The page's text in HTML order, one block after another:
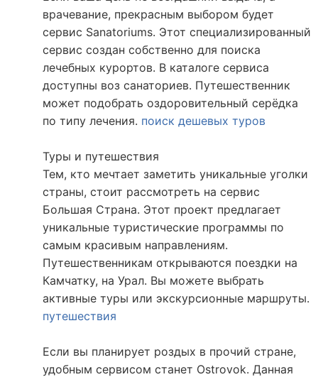
врачевание, прекрасным выбором будет
сервис Sanatoriums. Этот специализированный
сервис создан собственно для поиска
лечебных курортов. В каталоге сервиса
доступны воз санаториев. Путешественник
может подобрать оздоровительный серёдка
по типу лечения. поиск дешевых туров
Туры и путешествия
Тем, кто мечтает заметить уникальные уголки
страны, стоит рассмотреть на сервис
Большая Страна. Этот проект предлагает
уникальные туристические программы по
самым красивым направлениям.
Путешественникам открываются поездки на
Камчатку, на Урал. Вы можете выбрать
активные туры или экскурсионные маршруты.
путешествия
Если вы планирует роздых в прочий стране,
удобным сервисом станет Ostrovok. Данная